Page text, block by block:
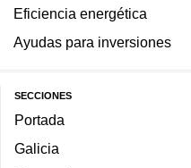
Eficiencia energética
Ayudas para inversiones
SECCIONES
Portada
Galicia